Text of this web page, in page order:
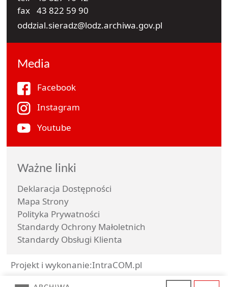
fax 43 822 59 90
e-mail
oddzial.sieradz@lodz.archiwa.gov.pl
Media
Facebook
Instagram
Youtube
Ważne linki
Deklaracja Dostępności
Mapa Strony
Polityka Prywatności
Standardy Ochrony Małoletnich
Standardy Obsługi Klienta
Projekt i wykonanie:IntraCOM.pl